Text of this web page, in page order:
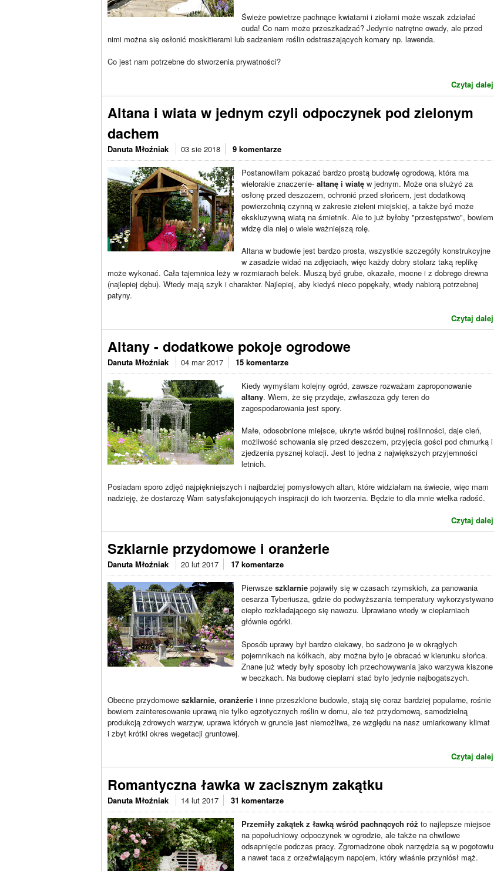
Świeże powietrze pachnące kwiatami i ziołami może wszak zdziałać
cuda! Co nam może przeszkadzać? Jedynie natrętne owady, ale przed
nimi można się osłonić moskitierami lub sadzeniem roślin odstraszających komary np. lawenda.
Co jest nam potrzebne do stworzenia prywatności?
Czytaj dalej
Altana i wiata w jednym czyli odpoczynek pod zielonym
dachem
Danuta Młoźniak 03 sie 2018 9 komentarze
Postanowiłam pokazać bardzo prostą budowlę ogrodową, która ma
wielorakie znaczenie- altanę i wiatę w jednym. Może ona służyć za
osłonę przed deszczem, ochronić przed słońcem, jest dodatkową
powierzchnią czynną w zakresie zieleni miejskiej, a także być może
ekskluzywną wiatą na śmietnik. Ale to już byłoby "przestępstwo", bowiem
widzę dla niej o wiele ważniejszą rolę.
Altana w budowie jest bardzo prosta, wszystkie szczegóły konstrukcyjne
w zasadzie widać na zdjęciach, więc każdy dobry stolarz taką replikę
może wykonać. Cała tajemnica leży w rozmiarach belek. Muszą być grube, okazałe, mocne i z dobrego drewna
(najlepiej dębu). Wtedy mają szyk i charakter. Najlepiej, aby kiedyś nieco popękały, wtedy nabiorą potrzebnej
patyny.
Czytaj dalej
Altany - dodatkowe pokoje ogrodowe
Danuta Młoźniak 04 mar 2017 15 komentarze
Kiedy wymyślam kolejny ogród, zawsze rozważam zaproponowanie
altany. Wiem, że się przydaje, zwłaszcza gdy teren do
zagospodarowania jest spory.
Małe, odosobnione miejsce, ukryte wśród bujnej roślinności, daje cień,
możliwość schowania się przed deszczem, przyjęcia gości pod chmurką i
zjedzenia pysznej kolacji. Jest to jedna z największych przyjemności
letnich.
Posiadam sporo zdjęć najpiękniejszych i najbardziej pomysłowych altan, które widziałam na świecie, więc mam
nadzieję, że dostarczę Wam satysfakcjonujących inspiracji do ich tworzenia. Będzie to dla mnie wielka radość.
Czytaj dalej
Szklarnie przydomowe i oranżerie
Danuta Młoźniak 20 lut 2017 17 komentarze
Pierwsze szklarnie pojawiły się w czasach rzymskich, za panowania
cesarza Tyberiusza, gdzie do podwyższania temperatury wykorzystywano
ciepło rozkładającego się nawozu. Uprawiano wtedy w cieplarniach
głównie ogórki.
Sposób uprawy był bardzo ciekawy, bo sadzono je w okrągłych
pojemnikach na kółkach, aby można było je obracać w kierunku słońca.
Znane już wtedy były sposoby ich przechowywania jako warzywa kiszone
w beczkach. Na budowę cieplarni stać było jedynie najbogatszych.
Obecne przydomowe szklarnie, oranżerie i inne przeszklone budowle, stają się coraz bardziej popularne, rośnie
bowiem zainteresowanie uprawą nie tylko egzotycznych roślin w domu, ale też przydomową, samodzielną
produkcją zdrowych warzyw, uprawa których w gruncie jest niemożliwa, ze względu na nasz umiarkowany klimat
i zbyt krótki okres wegetacji gruntowej.
Czytaj dalej
Romantyczna ławka w zacisznym zakątku
Danuta Młoźniak 14 lut 2017 31 komentarze
Przemiły zakątek z ławką wśród pachnących róż to najlepsze miejsce
na popołudniowy odpoczynek w ogrodzie, ale także na chwilowe
odsapnięcie podczas pracy. Zgromadzone obok narzędzia są w pogotowiu
a nawet taca z orzeźwiającym napojem, który właśnie przyniósł mąż.